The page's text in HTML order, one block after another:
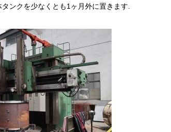
ンクを少なくとも1ヶ月外に置きます.